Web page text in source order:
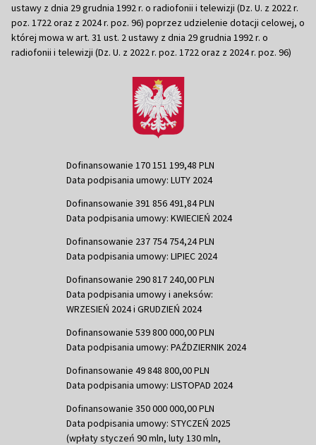
ustawy z dnia 29 grudnia 1992 r. o radiofonii i telewizji (Dz. U. z 2022 r.
poz. 1722 oraz z 2024 r. poz. 96) poprzez udzielenie dotacji celowej, o
której mowa w art. 31 ust. 2 ustawy z dnia 29 grudnia 1992 r. o
radiofonii i telewizji (Dz. U. z 2022 r. poz. 1722 oraz z 2024 r. poz. 96)
Dofinansowanie 170 151 199,48 PLN
Data podpisania umowy: LUTY 2024
Dofinansowanie 391 856 491,84 PLN
Data podpisania umowy: KWIECIEŃ 2024
Dofinansowanie 237 754 754,24 PLN
Data podpisania umowy: LIPIEC 2024
Dofinansowanie 290 817 240,00 PLN
Data podpisania umowy i aneksów:
WRZESIEŃ 2024 i GRUDZIEŃ 2024
Dofinansowanie 539 800 000,00 PLN
Data podpisania umowy: PAŹDZIERNIK 2024
Dofinansowanie 49 848 800,00 PLN
Data podpisania umowy: LISTOPAD 2024
Dofinansowanie 350 000 000,00 PLN
Data podpisania umowy: STYCZEŃ 2025
(wpłaty styczeń 90 mln, luty 130 mln,